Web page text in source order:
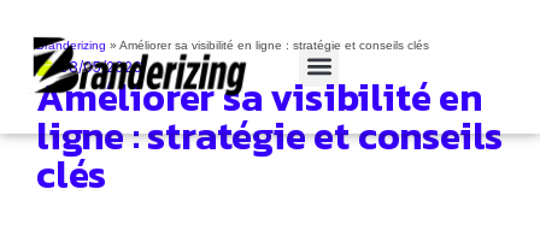
Branderizing » Améliorer sa visibilité en ligne : stratégie et conseils clés
08/05/2026
Améliorer sa visibilité en
ligne : stratégie et conseils
clés